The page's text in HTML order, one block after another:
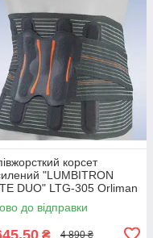
корсет
"LUMBITRON
DUO" LTG-305 Orliman
до відправки
₴ 4 890 ₴